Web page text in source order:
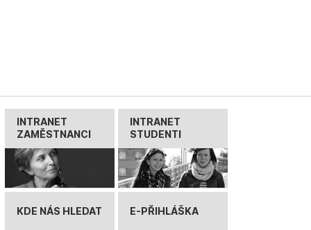
INTRANET
ZAMĚSTNANCI
INTRANET
STUDENTI
KDE NÁS HLEDAT E-PŘIHLÁŠKA